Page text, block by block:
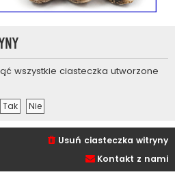
wszystkie ciasteczka utworzone
Usuń ciasteczka witryny
Kontakt z nami